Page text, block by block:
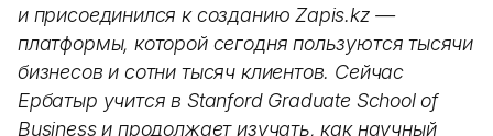
и присоединился к созданию Zapis.kz —
платформы, которой сегодня пользуются тысячи
бизнесов и сотни тысяч клиентов. Сейчас
Ербатыр учится в Stanford Graduate School of
Business и продолжает изучать, как научный